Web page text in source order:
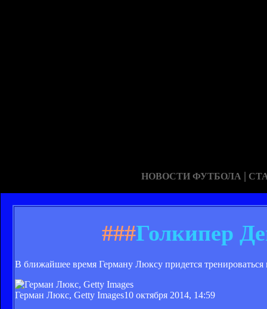
НОВОСТИ ФУТБОЛА |
###Голкипер
В ближайшее время Герману Люксу придется
Герман Люкс, Getty Images10 октября 2014, 14:59